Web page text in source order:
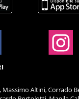
Massimo Altini, Corrado